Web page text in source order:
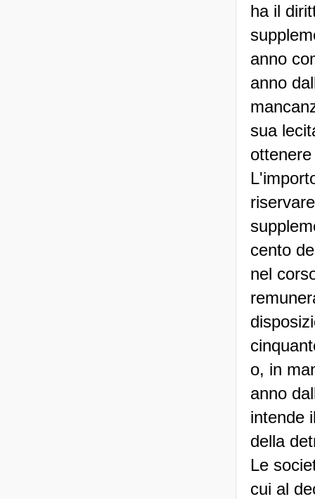
ha il
anno
anno
sua
cento
nel
o, in
anno
intende
della
Le
cui al